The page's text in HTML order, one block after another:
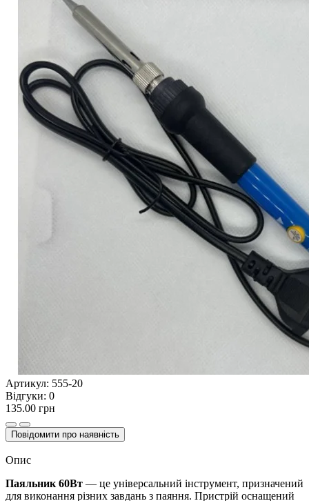
Артикул: 555-20
Відгуки: 0
135.00 грн
Повідомити про наявність
Опис
Паяльник 60Вт — це універсальний інструмент, призначений
для виконання різних завдань з паяння. Пристрій оснащений